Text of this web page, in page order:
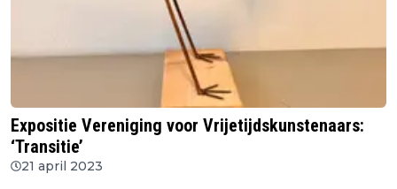
Expositie Vereniging voor Vrijetijdskunstenaars:
‘Transitie’
21 april 2023